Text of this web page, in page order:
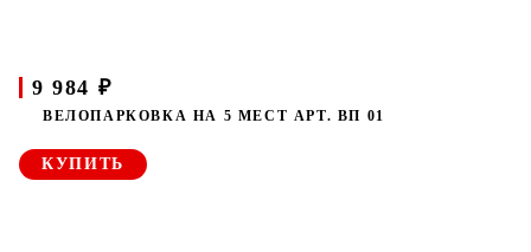
9 984 ₽
ВЕЛОПАРКОВКА НА 5 МЕСТ АРТ. ВП 01
КУПИТЬ